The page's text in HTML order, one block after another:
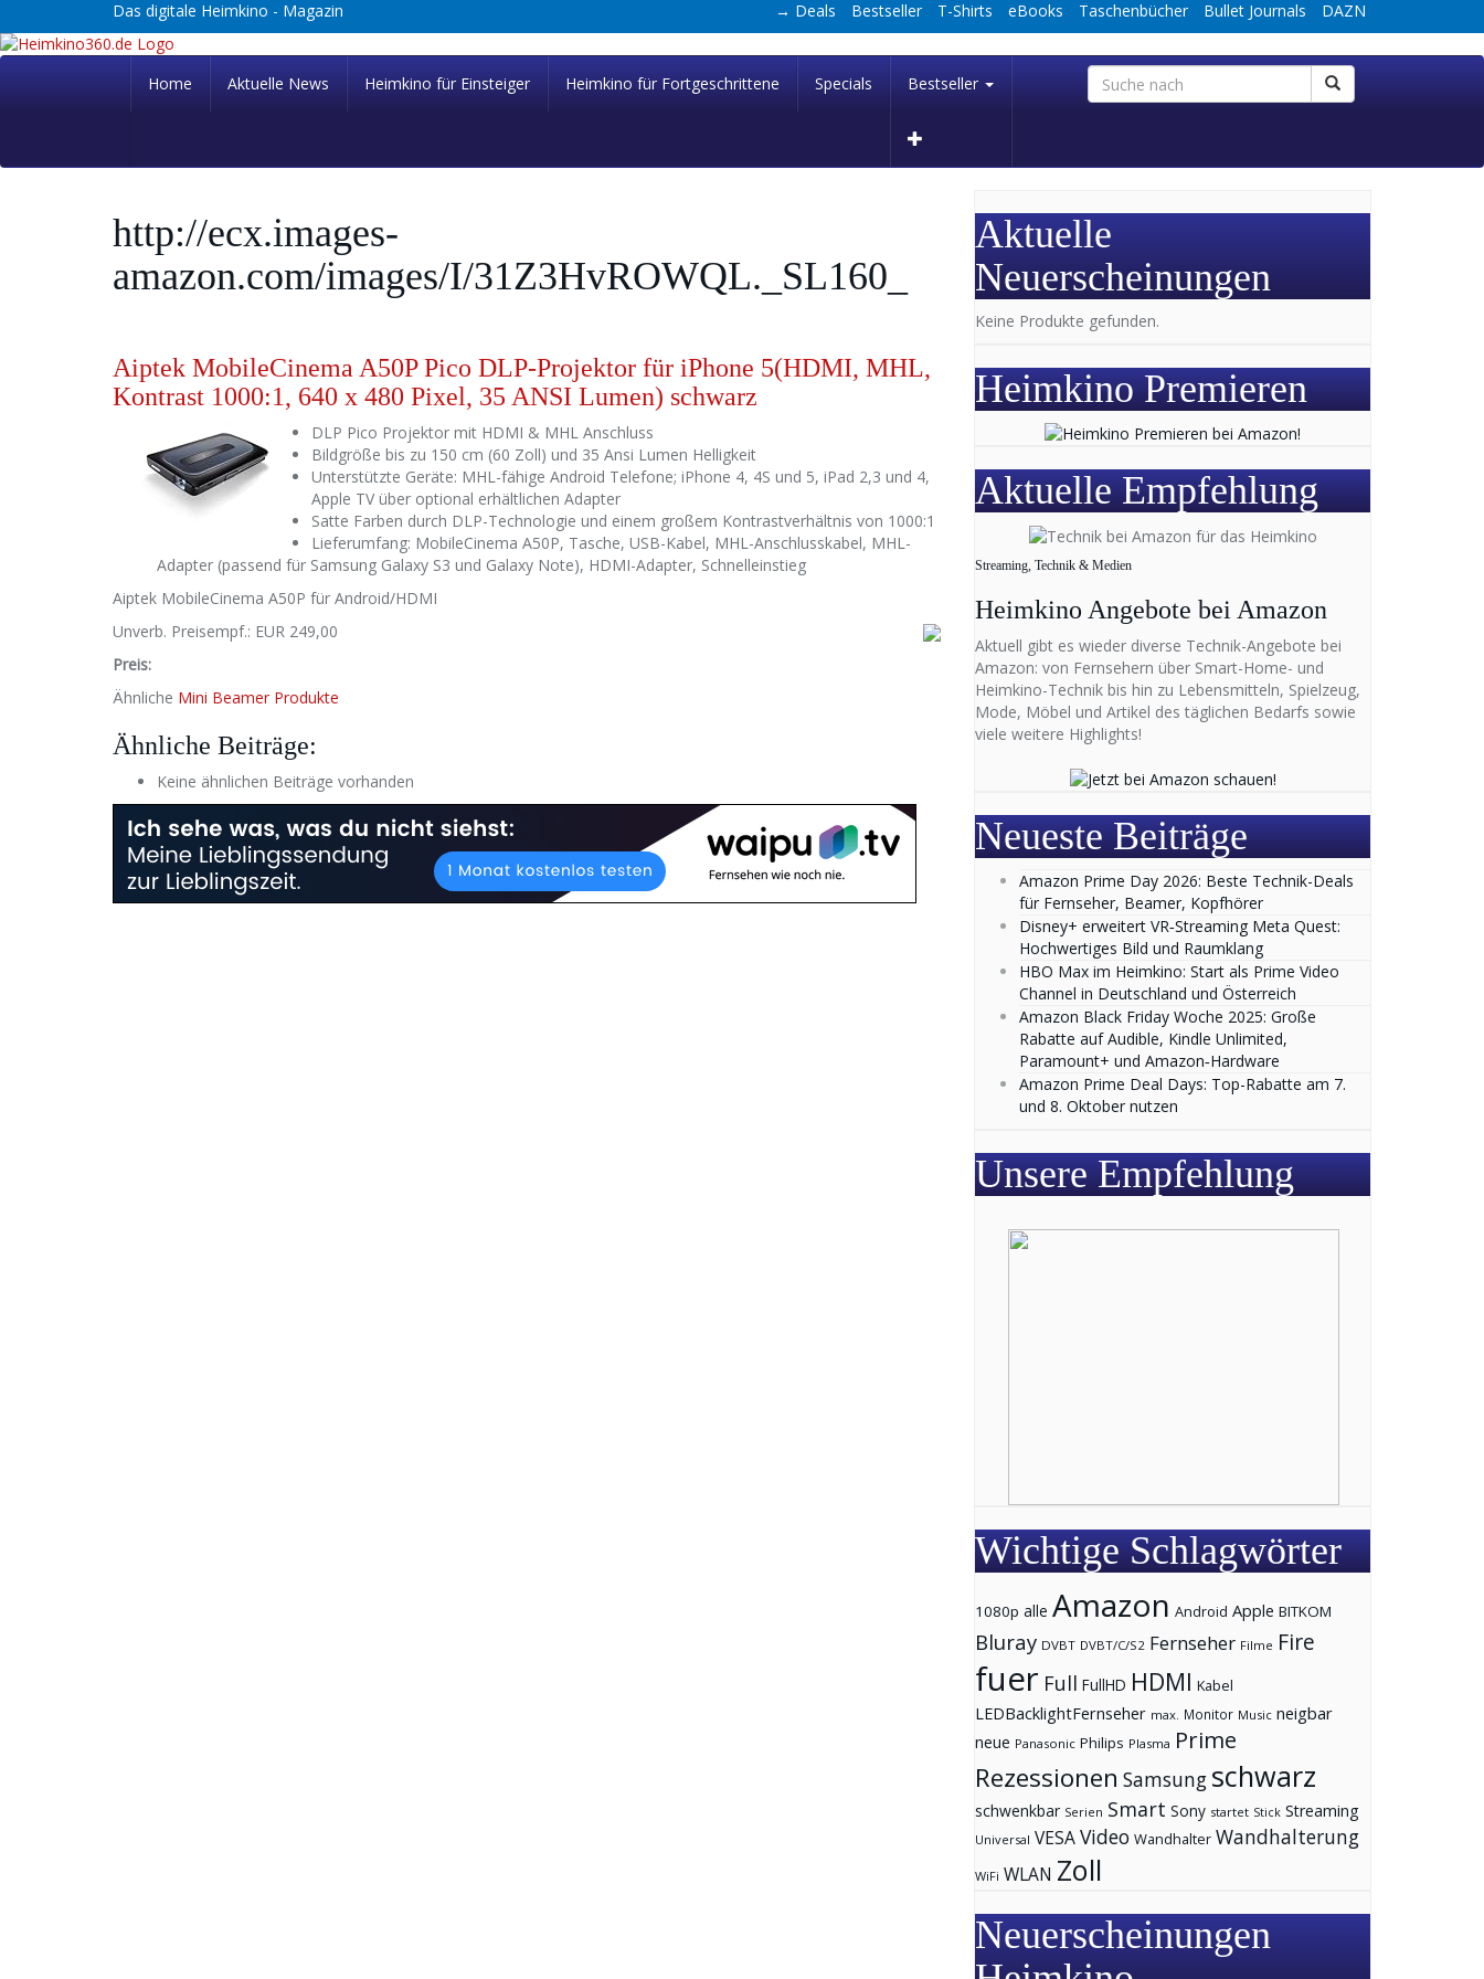
to
main
Das digitale Heimkino - Magazin → Deals Bestseller T-Shirts eBooks Taschenbücher Bullet Journals DAZN
Home Aktuelle News Heimkino für Einsteiger Heimkino für Fortgeschrittene Specials Bestseller
http://ecx.images-
amazon.com/images/I/31Z3HvROWQL._SL160_
Aiptek MobileCinema A50P Pico DLP-Projektor für iPhone 5(HDMI, MHL,
Kontrast 1000:1, 640 x 480 Pixel, 35 ANSI Lumen) schwarz
DLP Pico Projektor mit HDMI & MHL Anschluss
Bildgröße bis zu 150 cm (60 Zoll) und 35 Ansi Lumen Helligkeit
Unterstützte Geräte: MHL-fähige Android Telefone; iPhone 4, 4S und 5, iPad 2,3 und 4,
Apple TV über optional erhältlichen Adapter
Satte Farben durch DLP-Technologie und einem großem Kontrastverhältnis von 1000:1
Lieferumfang: MobileCinema A50P, Tasche, USB-Kabel, MHL-Anschlusskabel, MHL-
Adapter (passend für Samsung Galaxy S3 und Galaxy Note), HDMI-Adapter, Schnelleinstieg
Aiptek MobileCinema A50P für Android/HDMI
Unverb. Preisempf.: EUR 249,00
Preis:
Ähnliche Mini Beamer Produkte
Ähnliche Beiträge:
Keine ähnlichen Beiträge vorhanden
Aktuelle
Neuerscheinungen
Keine Produkte gefunden.
Heimkino Premieren
Aktuelle Empfehlung
Streaming, Technik & Medien
Heimkino Angebote bei Amazon
Aktuell gibt es wieder diverse Technik-Angebote bei
Amazon: von Fernsehern über Smart-Home- und
Heimkino-Technik bis hin zu Lebensmitteln, Spielzeug,
Mode, Möbel und Artikel des täglichen Bedarfs sowie
viele weitere Highlights!
Neueste Beiträge
Amazon Prime Day 2026: Beste Technik-Deals
für Fernseher, Beamer, Kopfhörer
Disney+ erweitert VR‑Streaming Meta Quest:
Hochwertiges Bild und Raumklang
HBO Max im Heimkino: Start als Prime Video
Channel in Deutschland und Österreich
Amazon Black Friday Woche 2025: Große
Rabatte auf Audible, Kindle Unlimited,
Paramount+ und Amazon‑Hardware
Amazon Prime Deal Days: Top-Rabatte am 7.
und 8. Oktober nutzen
Unsere Empfehlung
Wichtige Schlagwörter
1080p alle Amazon Android Apple BITKOM
Bluray DVBT DVBT/C/S2 Fernseher Filme Fire
fuer Full FullHD HDMI Kabel
LEDBacklightFernseher max. Monitor Music neigbar
neue Panasonic Philips Plasma Prime
Rezessionen Samsung schwarz
schwenkbar Serien Smart Sony startet Stick Streaming
Universal VESAVideo Wandhalter Wandhalterung
WiFi WLAN Zoll
Neuerscheinungen